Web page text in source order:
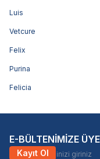
Luis
Vetcure
Felix
Purina
Felicia
E-BÜLTENİMİZE
Kayıt Ol